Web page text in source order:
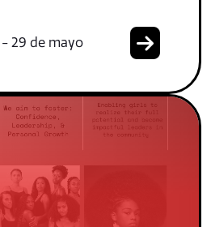
- 29 de mayo